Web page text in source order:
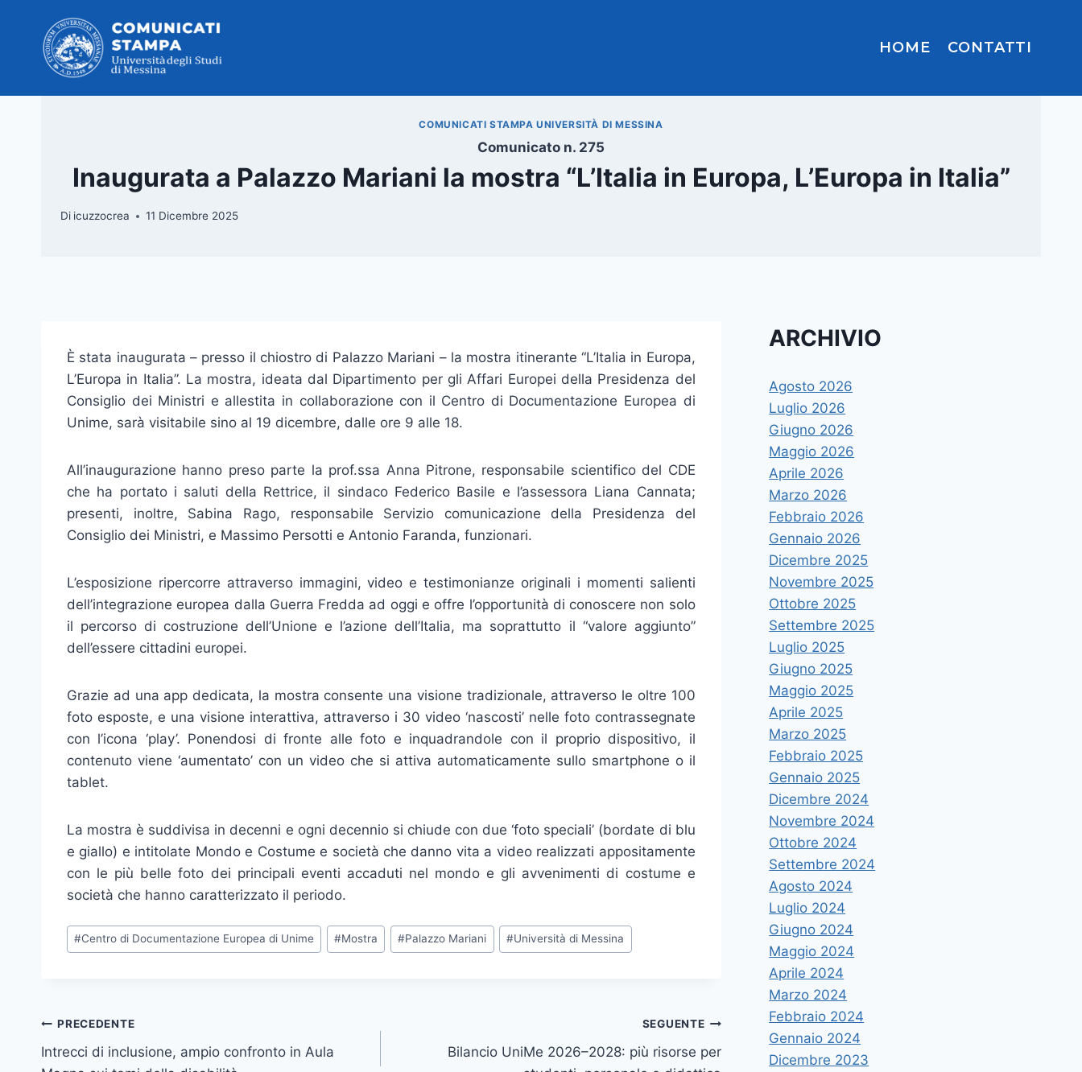
contenuto
HOME CONTATTI
COMUNICATI STAMPA UNIVERSITÀ DI MESSINA
Comunicato n. 275
Inaugurata a Palazzo Mariani la mostra “L’Italia in Europa, L’Europa in Italia”
Di icuzzocrea 11 Dicembre 2025
È stata inaugurata – presso il chiostro di Palazzo Mariani – la mostra itinerante “L’Italia in Europa,
L’Europa in Italia”. La mostra, ideata dal Dipartimento per gli Affari Europei della Presidenza del
Consiglio dei Ministri e allestita in collaborazione con il Centro di Documentazione Europea di
Unime, sarà visitabile sino al 19 dicembre, dalle ore 9 alle 18.
All’inaugurazione hanno preso parte la prof.ssa Anna Pitrone, responsabile scientifico del CDE
che ha portato i saluti della Rettrice, il sindaco Federico Basile e l’assessora Liana Cannata;
presenti, inoltre, Sabina Rago, responsabile Servizio comunicazione della Presidenza del
Consiglio dei Ministri, e Massimo Persotti e Antonio Faranda, funzionari.
L’esposizione ripercorre attraverso immagini, video e testimonianze originali i momenti salienti
dell’integrazione europea dalla Guerra Fredda ad oggi e offre l’opportunità di conoscere non solo
il percorso di costruzione dell’Unione e l’azione dell’Italia, ma soprattutto il “valore aggiunto”
dell’essere cittadini europei.
Grazie ad una app dedicata, la mostra consente una visione tradizionale, attraverso le oltre 100
foto esposte, e una visione interattiva, attraverso i 30 video ‘nascosti’ nelle foto contrassegnate
con l’icona ‘play’. Ponendosi di fronte alle foto e inquadrandole con il proprio dispositivo, il
contenuto viene ‘aumentato’ con un video che si attiva automaticamente sullo smartphone o il
tablet.
La mostra è suddivisa in decenni e ogni decennio si chiude con due ‘foto speciali’ (bordate di blu
e giallo) e intitolate Mondo e Costume e società che danno vita a video realizzati appositamente
con le più belle foto dei principali eventi accaduti nel mondo e gli avvenimenti di costume e
società che hanno caratterizzato il periodo.
Tag
articolo:
#Centro di Documentazione Europea di Unime #Mostra #Palazzo Mariani #Università di Messina
Navigazione
articoli
PRECEDENTE
Intrecci di inclusione, ampio confronto in Aula
SEGUENTE
Bilancio UniMe 2026–2028: più risorse per
ARCHIVIO
Agosto 2026
Luglio 2026
Giugno 2026
Maggio 2026
Aprile 2026
Marzo 2026
Febbraio 2026
Gennaio 2026
Dicembre 2025
Novembre 2025
Ottobre 2025
Settembre 2025
Luglio 2025
Giugno 2025
Maggio 2025
Aprile 2025
Marzo 2025
Febbraio 2025
Gennaio 2025
Dicembre 2024
Novembre 2024
Ottobre 2024
Settembre 2024
Agosto 2024
Luglio 2024
Giugno 2024
Maggio 2024
Aprile 2024
Marzo 2024
Febbraio 2024
Gennaio 2024
Dicembre 2023